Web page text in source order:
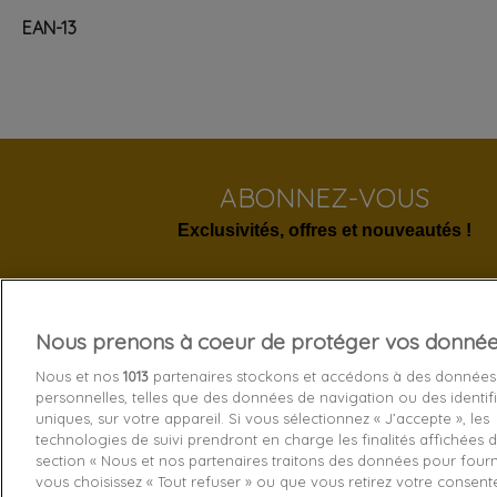
EAN-13
ABONNEZ-VOUS
Exclusivités, offres et nouveautés !
Services
Livraison
Echange
Paiement
Nous prenons à coeur de protéger vos
Nous et nos 1013 partenaires stockons et accédons à des données
personnelles, telles que des données de navigation ou des
uniques, sur votre appareil. Si vous sélectionnez « J’accepte », les
technologies de suivi prendront en charge les finalités affichées
section « Nous et nos partenaires traitons des données pour
vous choisissez « Tout refuser » ou que vous retirez votre